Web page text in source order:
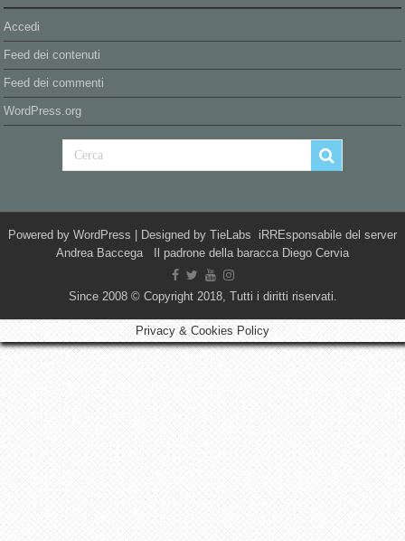
Accedi
Feed dei contenuti
Feed dei commenti
WordPress.org
Powered by WordPress | Designed by TieLabs iRREsponsabile del server
Andrea Baccega Il padrone della baracca Diego Cervia
Since 2008 © Copyright 2018, Tutti i diritti riservati.
Privacy & Cookies Policy